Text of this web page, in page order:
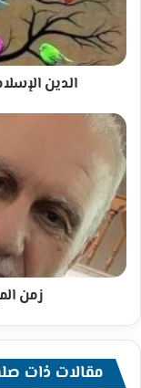
الدين
زمن
المرياع-
للشاعر
كامل
النورسي
زمن
مقالات ذات